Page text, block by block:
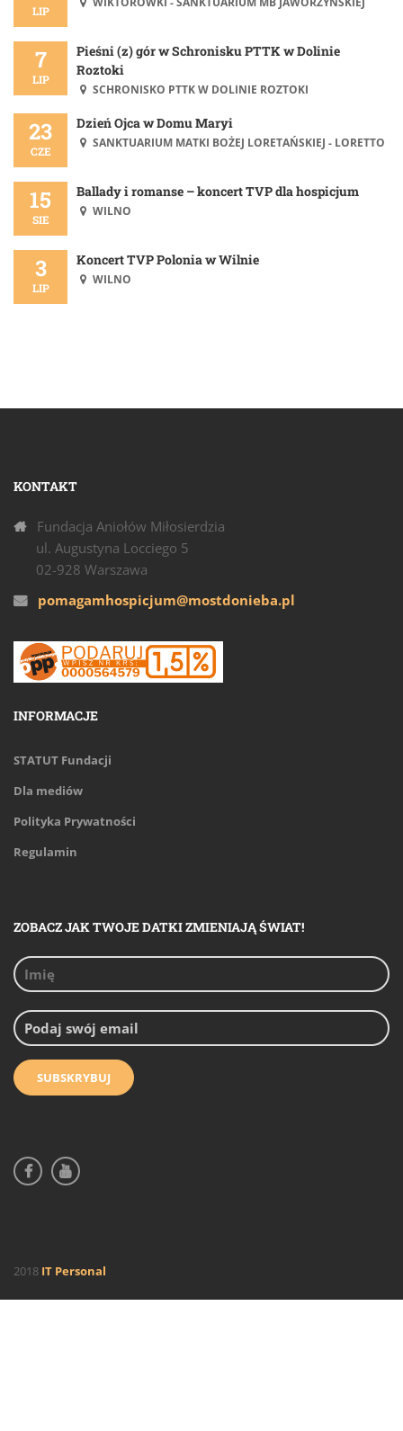
LIP
7
LIP
Pieśni (z) gór w Schronisku PTTK w Dolinie
Roztoki
SCHRONISKO PTTK W DOLINIE ROZTOKI
23
CZE
Dzień Ojca w Domu Maryi
SANKTUARIUM MATKI BOŻEJ LORETAŃSKIEJ - LORETTO
15
SIE
Ballady i romanse – koncert TVP dla hospicjum
WILNO
3
LIP
Koncert TVP Polonia w Wilnie
WILNO
KONTAKT
Fundacja Aniołów Miłosierdzia
ul. Augustyna Locciego 5
02-928 Warszawa
pomagamhospicjum@mostdonieba.pl
INFORMACJE
STATUT Fundacji
Dla mediów
Polityka Prywatności
Regulamin
ZOBACZ JAK TWOJE DATKI ZMIENIAJĄ ŚWIAT!
2018 IT Personal